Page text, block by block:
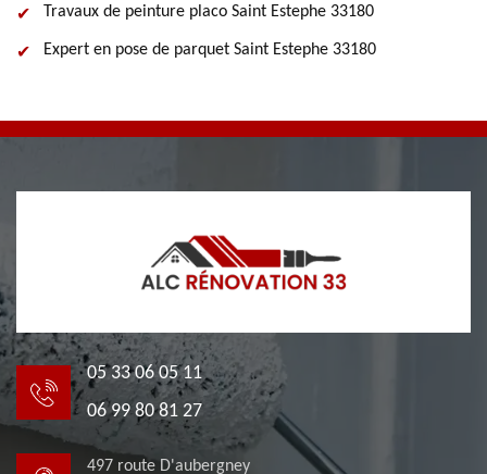
Travaux de peinture placo Saint Estephe 33180
Expert en pose de parquet Saint Estephe 33180
05 33 06 05 11
06 99 80 81 27
497 route D'aubergney